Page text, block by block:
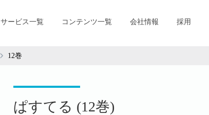
サービス一覧 コンテンツ一覧 会社情報 採用
12巻
ぱすてる (12巻)